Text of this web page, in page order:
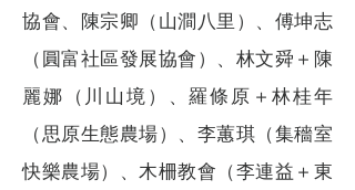
協會、陳宗卿（山澗八里）、傅坤志
（圓富社區發展協會）、林文舜＋陳
麗娜（川山境）、羅條原＋林桂年
（思原生態農場）、李蕙琪（集穡室
快樂農場）、木柵教會（李連益＋東